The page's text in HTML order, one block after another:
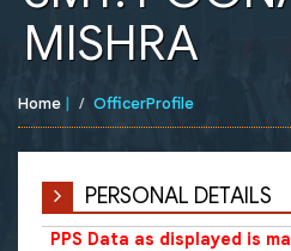
MISHRA
Home | OfficerProfile
PERSONAL DETAILS
PPS Data as displayed is